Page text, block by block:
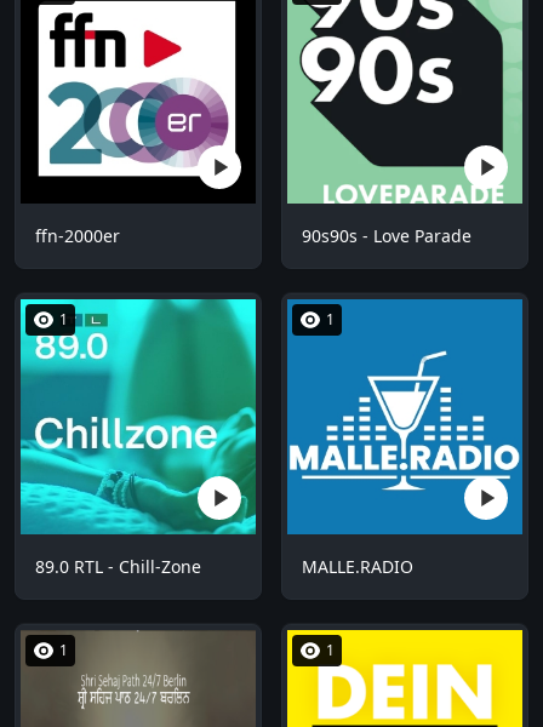
ffn-2000er 90s90s - Love Parade
1
89.0 RTL - Chill-Zone
1
MALLE.RADIO
1 1